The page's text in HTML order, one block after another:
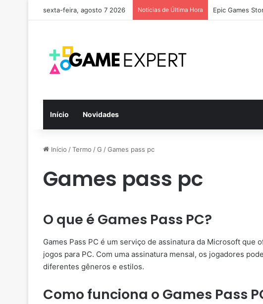
sexta-feira, agosto 7 2026 Notícias de Última Hora Epic Games
Início Novidades
Início /Termo /G /Games pass pc
Games pass pc
O que é Games Pass PC?
Games Pass PC é um serviço de assinatura da Microsoft que
jogos para PC. Com uma assinatura mensal, os jogadores
diferentes gêneros e estilos.
Como funciona o Games Pass